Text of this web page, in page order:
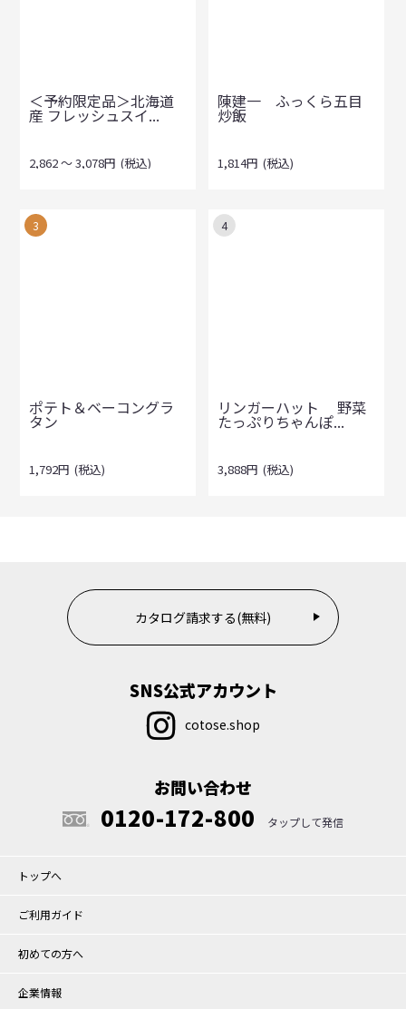
＜予約限定品＞北海道
産 フレッシュスイ...
2,862～3,078円 (税込)
陳建一 ふっくら五目
炒飯
1,814円 (税込)
3
ポテト＆ベーコングラ
タン
1,792円 (税込)
4
リンガーハット 野菜
たっぷりちゃんぽ...
3,888円 (税込)
カタログ請求する(無料)
SNS公式アカウント
cotose.shop
お問い合わせ
0120-172-800
トップへ
ご利用ガイド
初めての方へ
企業情報